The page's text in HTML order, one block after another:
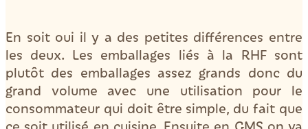
En soit oui il y a des petites différences entre
les deux. Les emballages liés à la RHF sont
plutôt des emballages assez grands donc du
grand volume avec une utilisation pour le
consommateur qui doit être simple, du fait que
ce soit utilisé en cuisine. Ensuite en GMS on va